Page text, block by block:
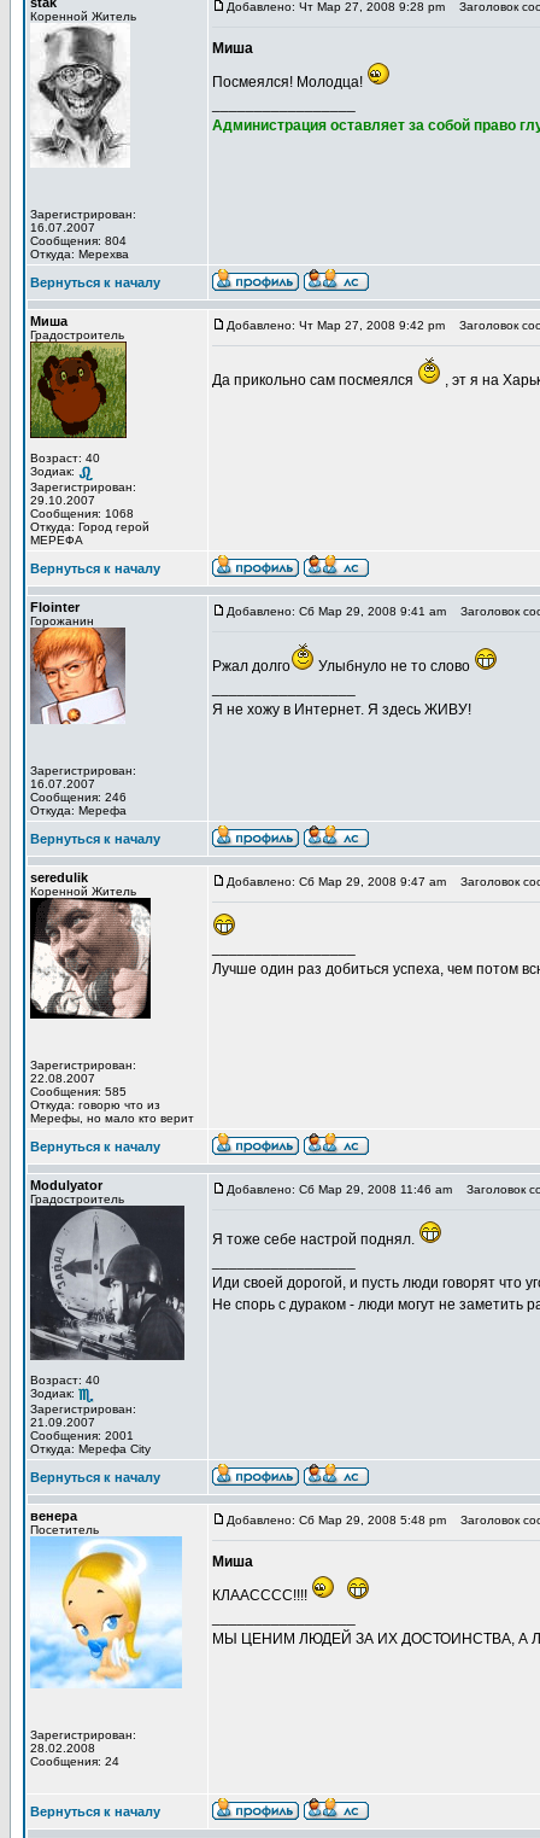
Коренной Житель
Зарегистрирован:
16.07.2007
Сообщения: 804
Откуда: Мерехва
Добавлено: Чт Мар 27, 2008 9:28 pm Заголовок
Миша
Посмеялся! Молодца!
Администрация оставляет за собой право
Вернуться к началу
Миша
Градостроитель
Возраст: 40
Зодиак:
Зарегистрирован:
29.10.2007
Сообщения: 1068
Откуда: Город герой
МЕРЕФА
Добавлено: Чт Мар 27, 2008 9:42 pm Заголовок
Да прикольно сам посмеялся , эт я на
Вернуться к началу
Flointer
Горожанин
Зарегистрирован:
16.07.2007
Сообщения: 246
Откуда: Мерефа
Добавлено: Сб Мар 29, 2008 9:41 am Заголовок
Ржал долго
Улыбнуло не то слово
Я не хожу в Интернет. Я здесь ЖИВУ!
Вернуться к началу
seredulik
Коренной Житель
Зарегистрирован:
22.08.2007
Сообщения: 585
Откуда: говорю что из
Мерефы, но мало кто верит
Добавлено: Сб Мар 29, 2008 9:47 am Заголовок
Лучше один раз добиться успеха, чем потом
Вернуться к началу
Modulyator
Градостроитель
Возраст: 40
Зодиак:
Зарегистрирован:
21.09.2007
Сообщения: 2001
Откуда: Мерефа City
Добавлено: Сб Мар 29, 2008 11:46 am Заголовок
Я тоже себе настрой поднял.
Иди своей дорогой, и пусть люди говорят что
Не спорь с дураком - люди могут не
Вернуться к началу
венера
Посетитель
Зарегистрирован:
28.02.2008
Сообщения: 24
Добавлено: Сб Мар 29, 2008 5:48 pm Заголовок
Миша
КЛААСССС!!!!
МЫ ЦЕНИМ ЛЮДЕЙ ЗА ИХ ДОСТОИНСТВА, А
Вернуться к началу